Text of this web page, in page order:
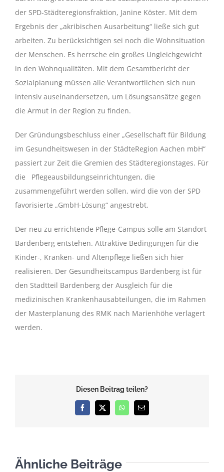
der SPD-Städteregionsfraktion, Janine Köster. Mit dem
Ergebnis der „akribischen Ausarbeitung“ ließe sich gut
arbeiten. Zu berücksichtigen sei noch die Wohnsituation
der Menschen. Es herrsche ein großes Ungleichgewicht
in den Wohnqualitäten. Mit dem Gesamtbericht der
Sozialplanung müssen alle Verantwortlichen sich nun
intensiv auseinandersetzen, um Lösungsansätze gegen
die Armut in der Region zu finden.
Der Gründungsbeschluss einer „Gesellschaft für Bildung
im Gesundheitswesen in der StädteRegion Aachen mbH“
passiert zur Zeit die Gremien des Städteregionstages. Für
die Pflegeausbildungseinrichtungen, die
zusammengeführt werden sollen, wird die von der SPD
favorisierte „GmbH-Lösung“ angestrebt.
Der neu zu errichtende Pflege-Campus solle am Standort
Bardenberg entstehen. Attraktive Bedingungen für die
Kinder-, Kranken- und Altenpflege ließen sich hier
realisieren. Der Gesundheitscampus Bardenberg ist für
den Stadtteil Bardenberg der Ausgleich für die
medizinischen Krankenhausabteilungen, die im Rahmen
der Masterplanung des RMK nach Marienhöhe verlagert
werden.
Diesen Beitrag teilen?
Facebook
X WhatsApp
E-
Mail
Ähnliche Beiträge